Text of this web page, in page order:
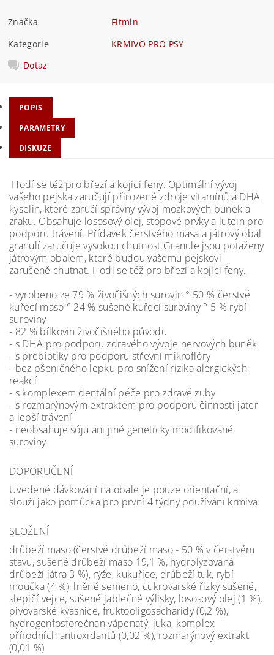
Značka
Fitmin
Kategorie
KRMIVO PRO PSY
Dotaz
POPIS
PARAMETRY
DISKUZE
Hodí se též pro březí a kojící feny. Optimální vývoj
vašeho pejska zaručují přirozené zdroje vitamínů a DHA
kyselin, které zaručí správný vývoj mozkových buněk a
zraku. Obsahuje lososový olej, stopové prvky a lutein pro
podporu trávení. Přídavek čerstvého masa a játrový obal
granulí zaručuje vysokou chutnost.Granule jsou potaženy
játrovým obalem, které budou vašemu pejskovi
zaručeně chutnat. Hodí se též pro březí a kojící feny.
- vyrobeno ze 79 % živočišných surovin ° 50 % čerstvé
kuřecí maso ° 24 % sušené kuřecí suroviny ° 5 % rybí
suroviny
- 82 % bílkovin živočišného původu
- s DHA pro podporu zdravého vývoje nervových buněk
- s prebiotiky pro podporu střevní mikroflóry
- bez pšeničného lepku pro snížení rizika alergických
reakcí
- s komplexem dentální péče pro zdravé zuby
- s rozmarýnovým extraktem pro podporu činnosti jater
a lepší trávení
- neobsahuje sóju ani jiné geneticky modifikované
suroviny
DOPORUČENÍ
Uvedené dávkování na obale je pouze orientační, a
slouží jako pomůcka pro první 4 týdny používání krmiva.
SLOŽENÍ
drůbeží maso (čerstvé drůbeží maso - 50 % v čerstvém
stavu, sušené drůbeží maso 19,1 %, hydrolyzovaná
drůbeží játra 3 %), rýže, kukuřice, drůbeží tuk, rybí
moučka (4 %), lněné semeno, cukrovarské řízky sušené,
slepičí vejce, sušené jablečné výlisky, lososový olej (1 %),
pivovarské kvasnice, fruktooligosacharidy (0,2 %),
hydrogenfosforečnan vápenatý, juka, komplex
přírodních antioxidantů (0,02 %), rozmarýnový extrakt
(0,01 %)